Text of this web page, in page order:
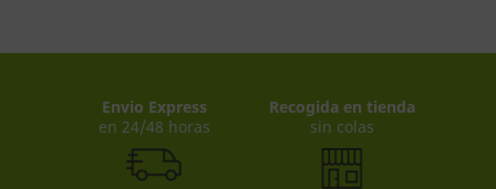
Envio Express
en 24/48 horas
Recogida en tienda
sin colas